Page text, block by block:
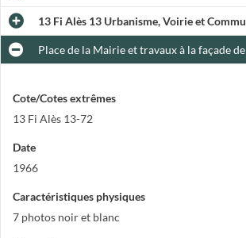
13 Fi Alès 13 Urbanisme, Voirie et
Place de la Mairie et travaux à la façade
Cote/Cotes extrêmes
13 Fi Alès 13-72
Date
1966
Caractéristiques physiques
7 photos noir et blanc